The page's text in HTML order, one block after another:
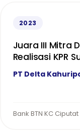
2023
Juara III Mitra
Realisasi KPR
PT Delta
Bank BTN KC Ciputat